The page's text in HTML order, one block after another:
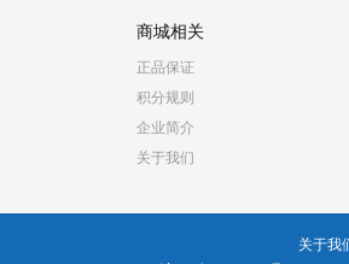
商城相关
正品保证
积分规则
企业简介
关于我们
关于我